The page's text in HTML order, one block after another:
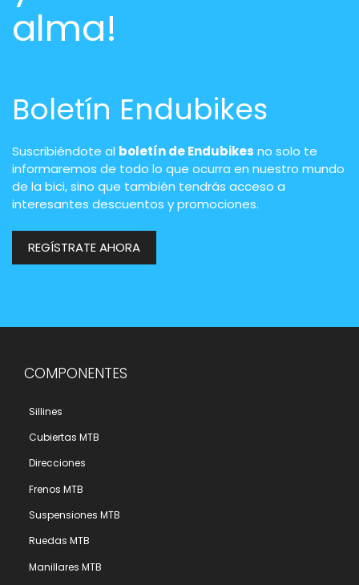
alma!
Boletín Endubikes
Suscribiéndote al boletín de Endubikes no solo te
informaremos de todo lo que ocurra en nuestro mundo
de la bici, sino que también tendrás acceso a
interesantes descuentos y promociones.
REGÍSTRATE AHORA
COMPONENTES
Sillines
Cubiertas MTB
Direcciones
Frenos MTB
Suspensiones MTB
Ruedas MTB
Manillares MTB